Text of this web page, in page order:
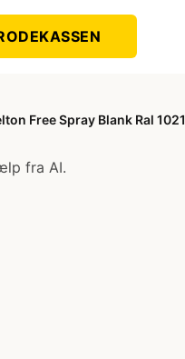
Free Spray Blank Ral 1021
fra AI.